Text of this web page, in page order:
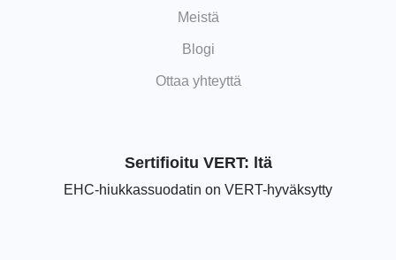
Meistä
Blogi
Ottaa yhteyttä
Sertifioitu VERT: ltä
EHC-hiukkassuodatin on VERT-hyväksytty